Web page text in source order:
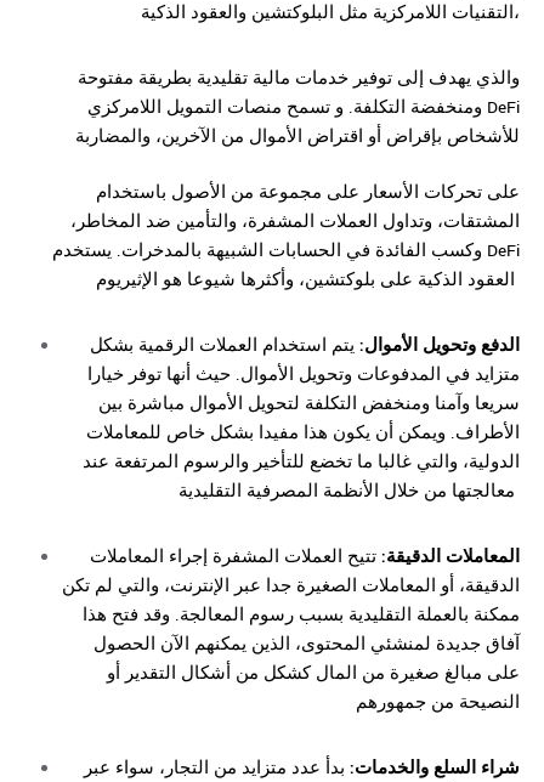
التقنيات اللامركزية مثل البلوكتشين والعقود الذكية،
والذي يهدف إلى توفير خدمات مالية تقليدية بطريقة مفتوحة
ومنخفضة التكلفة. و تسمح منصات التمويل اللامركزي DeFi
للأشخاص بإقراض أو اقتراض الأموال من الآخرين، والمضاربة
المشتقات، وتداول العملات المشفرة، والتأمين ضد المخاطر،
وكسب الفائدة في الحسابات الشبيهة بالمدخرات. يستخدم DeFi
الدفع وتحويل الأموال: يتم استخدام العملات الرقمية بشكل
متزايد في المدفوعات وتحويل الأموال. حيث أنها توفر خيارا
سريعا وآمنا ومنخفض التكلفة لتحويل الأموال مباشرة بين
الأطراف. ويمكن أن يكون هذا مفيدا بشكل خاص للمعاملات
الدولية، والتي غالبا ما تخضع للتأخير والرسوم المرتفعة عند
المعاملات الدقيقة: تتيح العملات المشفرة إجراء المعاملات
الدقيقة، أو المعاملات الصغيرة جدا عبر الإنترنت، والتي لم تكن
ممكنة بالعملة التقليدية بسبب رسوم المعالجة. وقد فتح هذا
آفاق جديدة لمنشئي المحتوى، الذين يمكنهم الآن الحصول
على مبالغ صغيرة من المال كشكل من أشكال التقدير أو
النصيحة من جمهورهم
شراء السلع والخدمات: بدأ عدد متزايد من التجار، سواء عبر